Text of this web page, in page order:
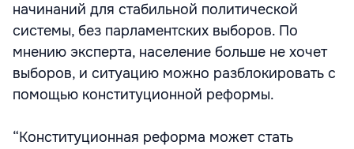
начинаний для стабильной политической
системы, без парламентских выборов. По
мнению эксперта, население больше не хочет
выборов, и ситуацию можно разблокировать с
помощью конституционной реформы.
“Конституционная реформа может стать